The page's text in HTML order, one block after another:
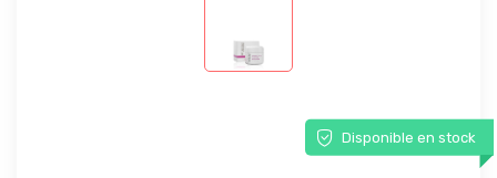
Disponible en stock